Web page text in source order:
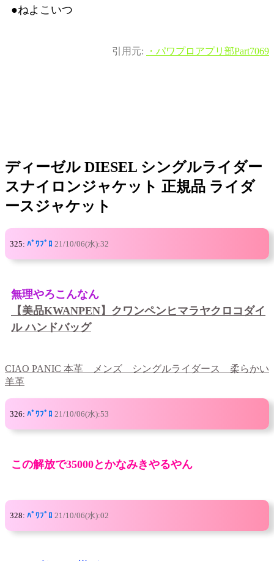
●ねよこいつ
引用元: ・パワプロアプリ部Part7069
ディーゼル DIESEL シングルライダー
スナイロンジャケット 正規品 ライダ
ースジャケット
325: ﾊﾟﾜﾌﾟﾛ 21/10/06(水):32
無理やろこんなん
【美品KWANPEN】クワンペンヒマラヤクロコダイ
ル ハンドバッグ
CIAO PANIC 本革 メンズ シングルライダース 柔らかい
羊革
326: ﾊﾟﾜﾌﾟﾛ 21/10/06(水):53
この解放で35000とかなみきやるやん
328: ﾊﾟﾜﾌﾟﾛ 21/10/06(水):02